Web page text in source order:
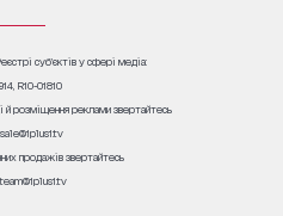
суб’єктів у сфері медіа:
R10-01810
й розміщення реклами звертайтесь
продажів звертайтесь